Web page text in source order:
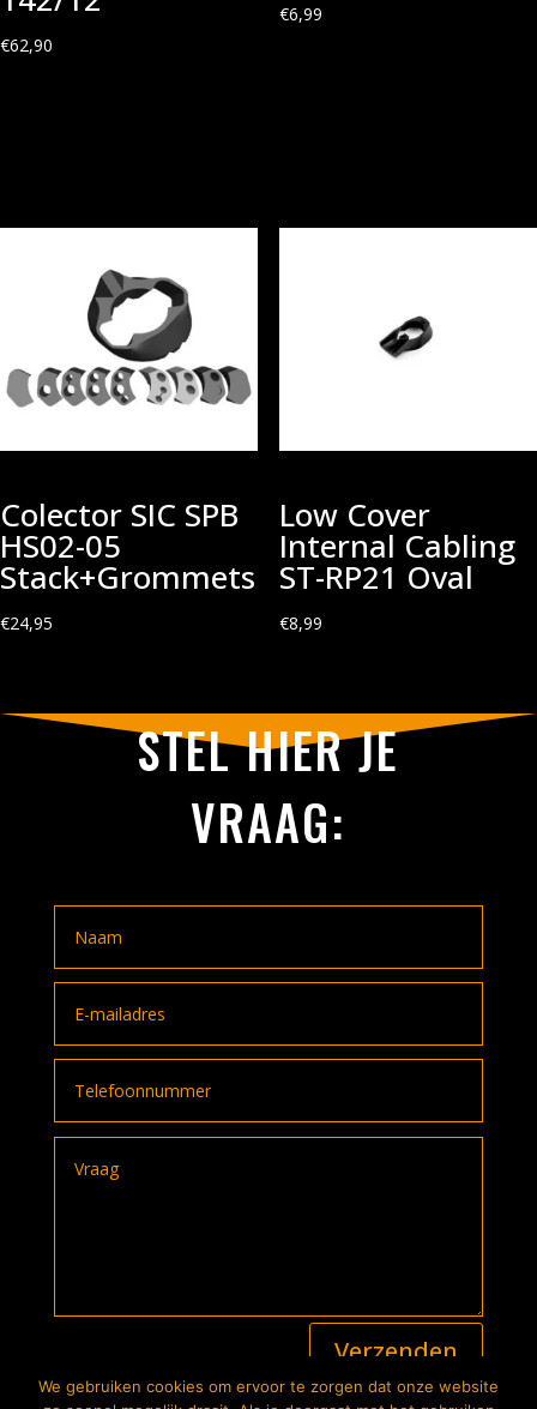
€62,90
€6,99
Colector SIC SPB
HS02-05
Stack+Grommets
€24,95
Low Cover
Internal Cabling
ST-RP21 Oval
€8,99
STEL HIER JE
VRAAG:
Verzenden
t
e
We gebruiken cookies om ervoor te zorgen dat onze website